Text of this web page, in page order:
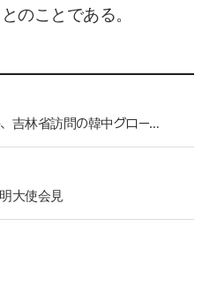
のことである。
中国吉林省外事弁公室主任、吉林省訪問の韓中グローバル協会代表団と会見
大使会見